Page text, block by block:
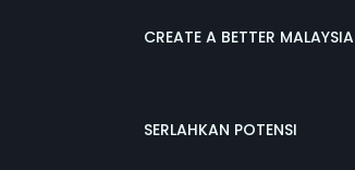
CREATE A BETTER MALAYSIA
SERLAHKAN POTENSI